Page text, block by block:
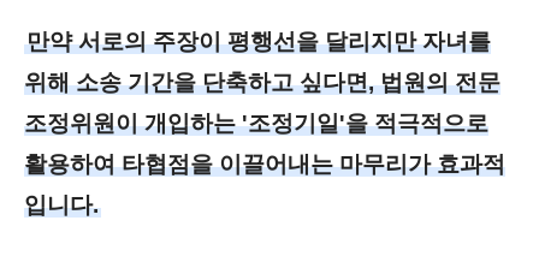
만약 서로의 주장이 평행선을 달리지만 자녀를
위해 소송 기간을 단축하고 싶다면, 법원의 전문
조정위원이 개입하는 '조정기일'을 적극적으로
활용하여 타협점을 이끌어내는 마무리가 효과적
입니다.